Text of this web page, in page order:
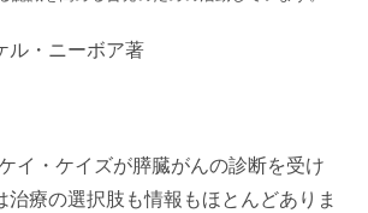
ル・ニーボア著
イ・ケイズが膵臓がんの診断を受け
治療の選択肢も情報もほとんどありま